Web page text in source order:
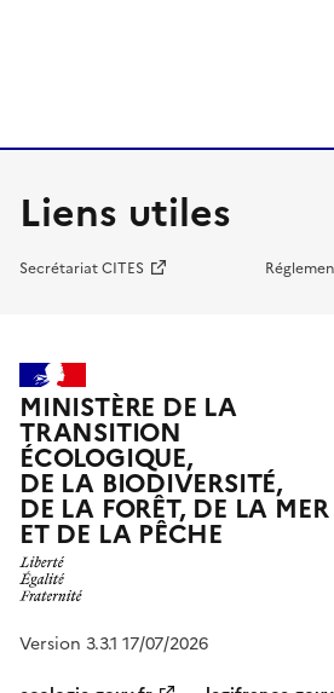
Liens utiles
Secrétariat CITES
MINISTÈRE DE LA
TRANSITION
ÉCOLOGIQUE,
DE LA BIODIVERSITÉ,
DE LA FORÊT, DE LA MER
ET DE LA PÊCHE
Version 3.3.1 17/07/2026